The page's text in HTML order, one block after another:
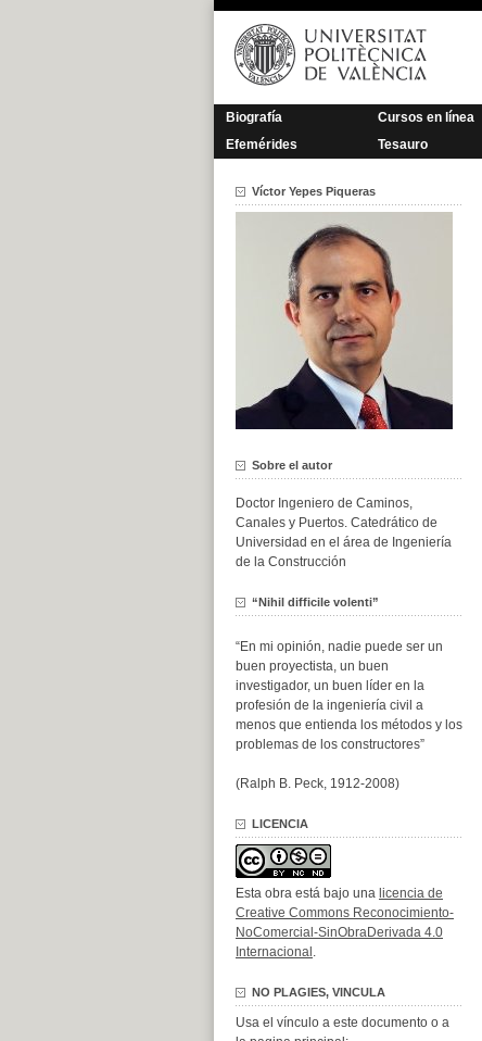
Saltar
contenido
Biografía Cursos en línea
Efemérides
Tesauro
Víctor Yepes Piqueras
Sobre el autor
Doctor Ingeniero de Caminos,
Canales y Puertos. Catedrático de
Universidad en el área de Ingeniería
de la Construcción
“Nihil difficile volenti”
“En mi opinión, nadie puede ser un
buen proyectista, un buen
investigador, un buen líder en la
profesión de la ingeniería civil a
menos que entienda los métodos y los
problemas de los constructores”
(Ralph B. Peck, 1912-2008)
LICENCIA
Esta obra está bajo una licencia de
Creative Commons Reconocimiento-
NoComercial-SinObraDerivada 4.0
Internacional .
NO PLAGIES, VINCULA
Usa el vínculo a este documento o a